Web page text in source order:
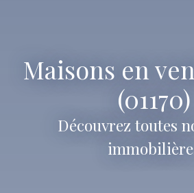
Maisons en
(01170)
Découvrez toutes